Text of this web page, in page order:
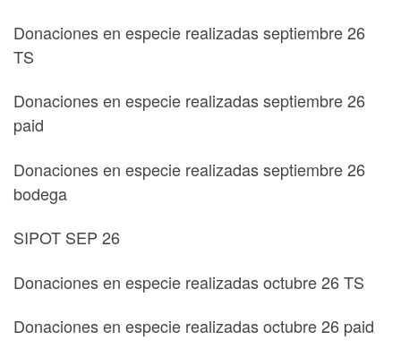
Donaciones en especie realizadas septiembre 26
TS
Donaciones en especie realizadas septiembre 26
paid
Donaciones en especie realizadas septiembre 26
bodega
SIPOT SEP 26
Donaciones en especie realizadas octubre 26 TS
Donaciones en especie realizadas octubre 26 paid